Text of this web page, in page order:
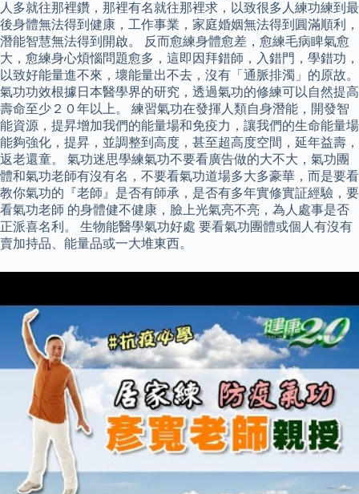
人多就往那裡鑽，那裡有名就往那裡求，以致很多人練功練到最
後身體無法得到健康，工作事業，家庭婚姻無法得到圓滿順利，
潛能智慧無法得到開啟。 反而愈練身體愈差，愈練毛病睥氣愈
大，愈練身心煩惱問題愈多，這即因拜錯師，入錯門，學錯功，
以致好能量進不來，壞能量出不去，沒有「通脈排濁」的原故。
氣功功效根據日本醫學界的研究，透過氣功的修練可以自然提高
壽命至少２０年以上。 練習氣功在發揮人類自身潛能，開發智
能資源，提昇增加我們的能量場和免疫力，讓我們的生命能量場
能夠強化，提昇，並調整到高度，甚至超高度空間，延年益壽，
返老還童。 氣功迷思學練氣功不要看廣告做的大不大，氣功團
體和氣功老師有沒有名，不要看氣功道場多大多豪華，而是要看
教你氣功的『老師』是否有師承，是否有多年實修實証經驗，要
看氣功老師 的身體健不健康，臉上光氣亮不亮，為人處事是否
正派喜名利。 生物能醫學氣功好處 要看氣功團體或個人有沒有
賣加持品、能量品或一大堆東西。